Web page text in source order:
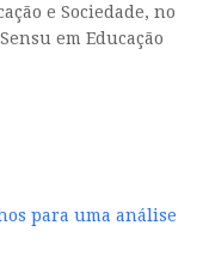
e Sociedade, no
em Educação
para uma análise